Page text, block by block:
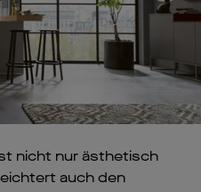
nicht nur ästhetisch
auch den